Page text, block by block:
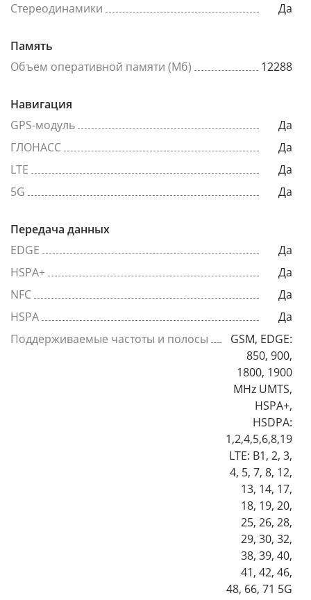
Стереодинамики
Да
Память
Объем оперативной памяти (Мб)
12288
Навигация
GPS-модуль
Да
ГЛОНАСС
Да
LTE
Да
5G
Да
Передача данных
EDGE
Да
HSPA+
Да
NFC
Да
HSPA
Да
Поддерживаемые частоты и полосы
GSM, EDGE:
850, 900,
1800, 1900
MHz UMTS,
HSPA+,
HSDPA:
1,2,4,5,6,8,19
LTE: B1, 2, 3,
4, 5, 7, 8, 12,
13, 14, 17,
18, 19, 20,
25, 26, 28,
29, 30, 32,
38, 39, 40,
41, 42, 46,
48, 66, 71 5G